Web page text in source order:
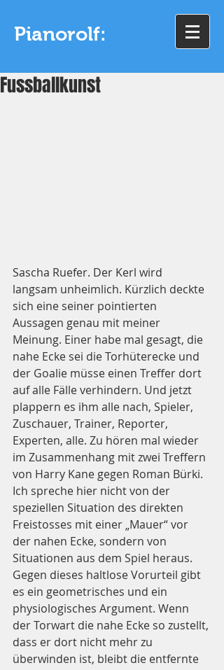
Pianorolf:
Fussballkunst
Sascha Ruefer. Der Kerl wird
langsam unheimlich. Kürzlich deckte
sich eine seiner pointierten
Aussagen genau mit meiner
Meinung. Einer habe mal gesagt, die
nahe Ecke sei die Torhüterecke und
der Goalie müsse einen Treffer dort
auf alle Fälle verhindern. Und jetzt
plappern es ihm alle nach, Spieler,
Zuschauer, Trainer, Reporter,
Experten, alle. Zu hören mal wieder
im Zusammenhang mit zwei Treffern
von Harry Kane gegen Roman Bürki.
Ich spreche hier nicht von der
speziellen Situation des direkten
Freistosses mit einer „Mauer“ vor
der nahen Ecke, sondern von
Situationen aus dem Spiel heraus.
Gegen dieses haltlose Vorurteil gibt
es ein geometrisches und ein
physiologisches Argument. Wenn
der Torwart die nahe Ecke so zustellt,
dass er dort nicht mehr zu
überwinden ist, bleibt die entfernte